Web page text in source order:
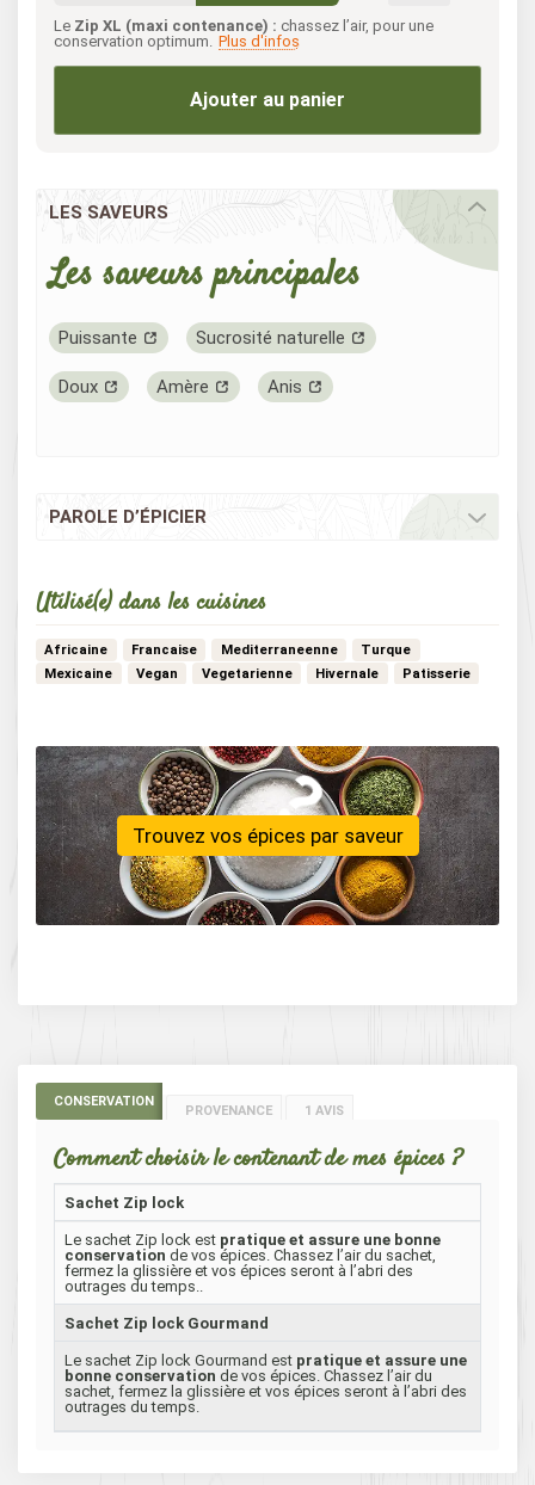
Le Zip XL (maxi contenance) : chassez l’air, pour une
conservation optimum. Plus d'infos
Ajouter au panier
LES SAVEURS
Les saveurs principales
Puissante Sucrosité naturelle
Doux Amère Anis
PAROLE D’ÉPICIER
Utilisé(e) dans les cuisines
Africaine Francaise Mediterraneenne
Turque
Mexicaine
Vegan Vegetarienne Hivernale
Patisserie
Trouvez vos épices par saveur
CONSERVATION
PROVENANCE 1 AVIS
Comment choisir le contenant de mes épices ?
Sachet Zip lock
Le sachet Zip lock est pratique et assure une bonne
conservation de vos épices. Chassez l’air du sachet,
fermez la glissière et vos épices seront à l’abri des
outrages du temps..
Sachet Zip lock Gourmand
Le sachet Zip lock Gourmand est pratique et assure une
bonne conservation de vos épices. Chassez l’air du
sachet, fermez la glissière et vos épices seront à l’abri des
outrages du temps.